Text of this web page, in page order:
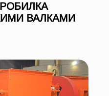
ВАЛКАМИ